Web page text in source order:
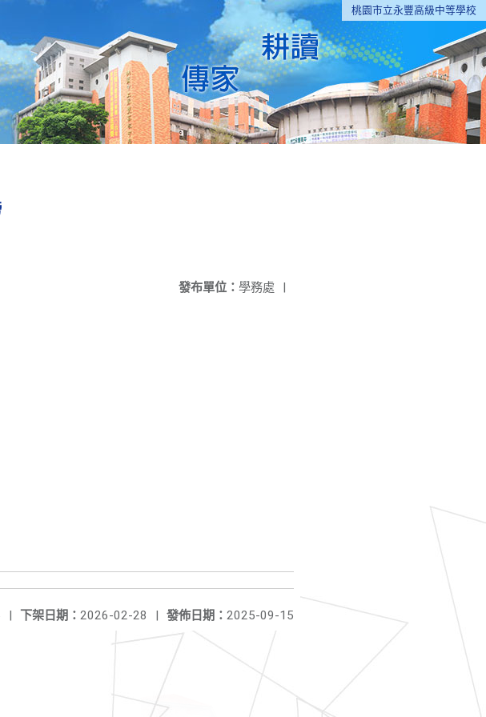
桃園市立永豐高級中等學校
發布單位： 學務處 |
發佈日期： 2025-09-15
下架日期： 2026-02-28 |
|